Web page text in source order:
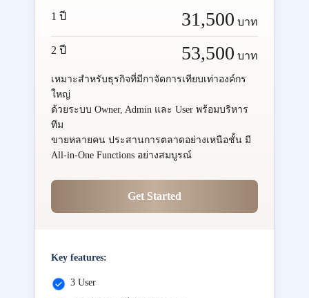
1 ปี 31,500 บาท
2 ปี 53,500 บาท
เหมาะสำหรับธุรกิจที่มีกาจัดการเทียบเท่าองค์กร
ใหญ่
ด้วยระบบ Owner, Admin และ User พร้อมบริหาร
ทีม
ขายหลายคน ประสานการตลาดอย่างเหนือชั้น มี
All-in-One Functions อย่างสมบูรณ์
Get Started
Key features:
3 User